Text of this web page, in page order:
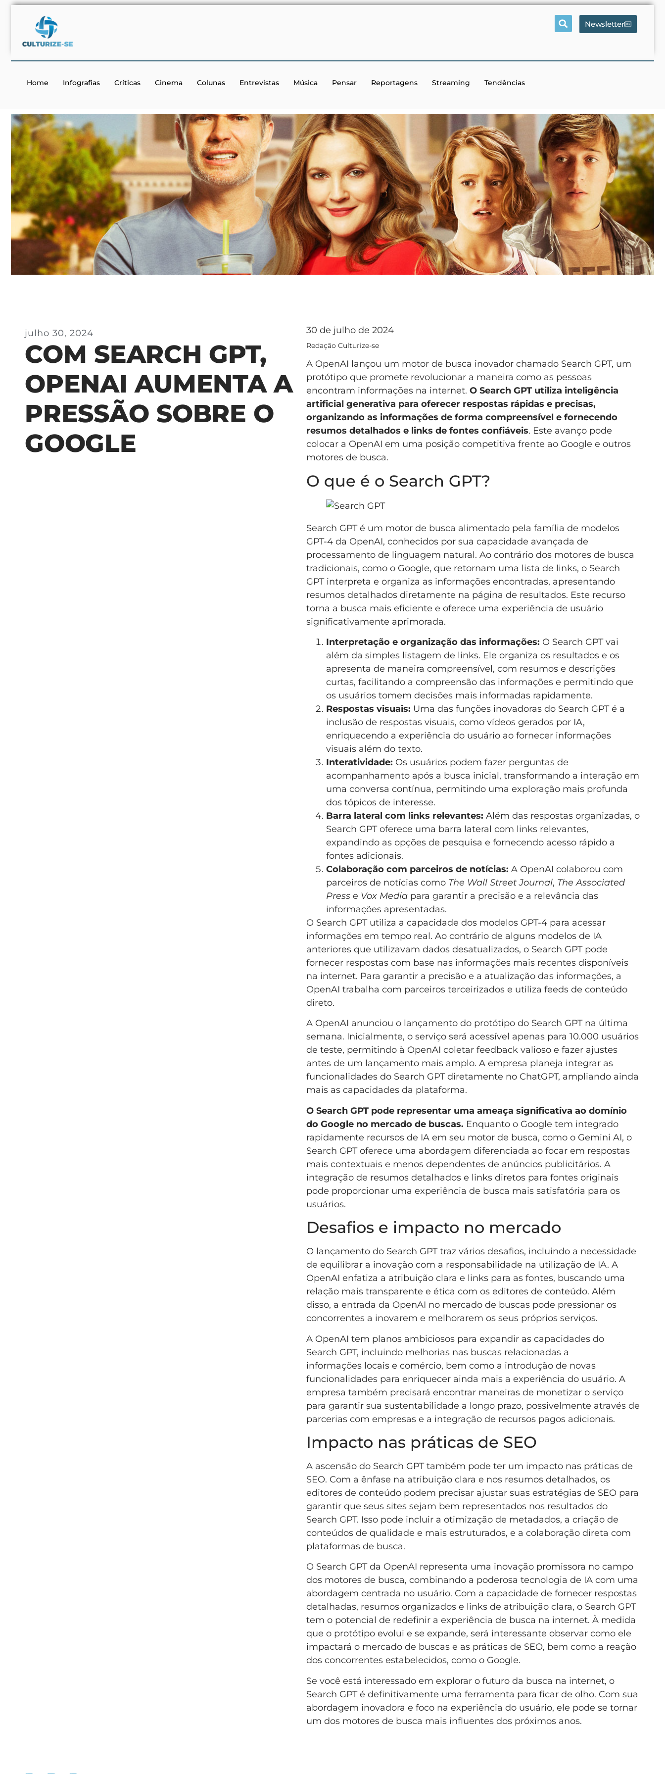
Newsletter
Home Infografias Críticas Cinema Colunas Entrevistas Música Pensar Reportagens Streaming Tendências
julho 30, 2024
COM SEARCH GPT,
OPENAI AUMENTA A
PRESSÃO SOBRE O
GOOGLE
30 de julho de 2024
Redação Culturize-se
A OpenAI lançou um motor de busca inovador chamado Search GPT, um
protótipo que promete revolucionar a maneira como as pessoas
encontram informações na internet. O Search GPT utiliza inteligência
artificial generativa para oferecer respostas rápidas e precisas,
organizando as informações de forma compreensível e fornecendo
resumos detalhados e links de fontes confiáveis. Este avanço pode
colocar a OpenAI em uma posição competitiva frente ao Google e outros
motores de busca.
O que é o Search GPT?
Search GPT é um motor de busca alimentado pela família de modelos
GPT-4 da OpenAI, conhecidos por sua capacidade avançada de
processamento de linguagem natural. Ao contrário dos motores de busca
tradicionais, como o Google, que retornam uma lista de links, o Search
GPT interpreta e organiza as informações encontradas, apresentando
resumos detalhados diretamente na página de resultados. Este recurso
torna a busca mais eficiente e oferece uma experiência de usuário
significativamente aprimorada.
Interpretação e organização das informações: O Search GPT vai
além da simples listagem de links. Ele organiza os resultados e os
apresenta de maneira compreensível, com resumos e descrições
curtas, facilitando a compreensão das informações e permitindo que
os usuários tomem decisões mais informadas rapidamente.
Respostas visuais: Uma das funções inovadoras do Search GPT é a
inclusão de respostas visuais, como vídeos gerados por IA,
enriquecendo a experiência do usuário ao fornecer informações
visuais além do texto.
Interatividade: Os usuários podem fazer perguntas de
acompanhamento após a busca inicial, transformando a interação em
uma conversa contínua, permitindo uma exploração mais profunda
dos tópicos de interesse.
Barra lateral com links relevantes: Além das respostas organizadas, o
Search GPT oferece uma barra lateral com links relevantes,
expandindo as opções de pesquisa e fornecendo acesso rápido a
fontes adicionais.
Colaboração com parceiros de notícias: A OpenAI colaborou com
parceiros de notícias como The Wall Street Journal, The Associated
Presse Vox Mediapara garantir a precisão e a relevância das
informações apresentadas.
O Search GPT utiliza a capacidade dos modelos GPT-4 para acessar
informações em tempo real. Ao contrário de alguns modelos de IA
anteriores que utilizavam dados desatualizados, o Search GPT pode
fornecer respostas com base nas informações mais recentes disponíveis
na internet. Para garantir a precisão e a atualização das informações, a
OpenAI trabalha com parceiros terceirizados e utiliza feeds de conteúdo
direto.
A OpenAI anunciou o lançamento do protótipo do Search GPT na última
semana. Inicialmente, o serviço será acessível apenas para 10.000 usuários
de teste, permitindo à OpenAI coletar feedback valioso e fazer ajustes
antes de um lançamento mais amplo. A empresa planeja integrar as
funcionalidades do Search GPT diretamente no ChatGPT, ampliando ainda
mais as capacidades da plataforma.
O Search GPT pode representar uma ameaça significativa ao domínio
do Google no mercado de buscas. Enquanto o Google tem integrado
rapidamente recursos de IA em seu motor de busca, como o Gemini AI, o
Search GPT oferece uma abordagem diferenciada ao focar em respostas
mais contextuais e menos dependentes de anúncios publicitários. A
integração de resumos detalhados e links diretos para fontes originais
pode proporcionar uma experiência de busca mais satisfatória para os
usuários.
Desafios e impacto no mercado
O lançamento do Search GPT traz vários desafios, incluindo a necessidade
de equilibrar a inovação com a responsabilidade na utilização de IA. A
OpenAI enfatiza a atribuição clara e links para as fontes, buscando uma
relação mais transparente e ética com os editores de conteúdo. Além
disso, a entrada da OpenAI no mercado de buscas pode pressionar os
concorrentes a inovarem e melhorarem os seus próprios serviços.
A OpenAI tem planos ambiciosos para expandir as capacidades do
Search GPT, incluindo melhorias nas buscas relacionadas a
informações locais e comércio, bem como a introdução de novas
funcionalidades para enriquecer ainda mais a experiência do usuário. A
empresa também precisará encontrar maneiras de monetizar o serviço
para garantir sua sustentabilidade a longo prazo, possivelmente através de
parcerias com empresas e a integração de recursos pagos adicionais.
Impacto nas práticas de SEO
A ascensão do Search GPT também pode ter um impacto nas práticas de
SEO. Com a ênfase na atribuição clara e nos resumos detalhados, os
editores de conteúdo podem precisar ajustar suas estratégias de SEO para
garantir que seus sites sejam bem representados nos resultados do
Search GPT. Isso pode incluir a otimização de metadados, a criação de
conteúdos de qualidade e mais estruturados, e a colaboração direta com
plataformas de busca.
O Search GPT da OpenAI representa uma inovação promissora no campo
dos motores de busca, combinando a poderosa tecnologia de IA com uma
abordagem centrada no usuário. Com a capacidade de fornecer respostas
detalhadas, resumos organizados e links de atribuição clara, o Search GPT
tem o potencial de redefinir a experiência de busca na internet. À medida
que o protótipo evolui e se expande, será interessante observar como ele
impactará o mercado de buscas e as práticas de SEO, bem como a reação
dos concorrentes estabelecidos, como o Google.
Se você está interessado em explorar o futuro da busca na internet, o
Search GPT é definitivamente uma ferramenta para ficar de olho. Com sua
abordagem inovadora e foco na experiência do usuário, ele pode se tornar
um dos motores de busca mais influentes dos próximos anos.